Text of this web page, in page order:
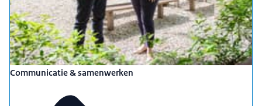
Communicatie & samenwerken